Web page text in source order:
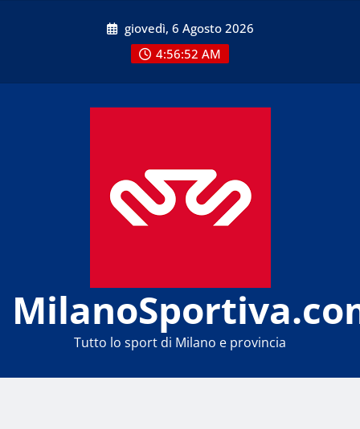
giovedì, 6 Agosto 2026
4:56:52 AM
Tutto lo sport di Milano e provincia